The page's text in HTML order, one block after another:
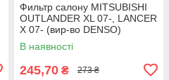
Фильтр салону MITSUBISHI
OUTLANDER XL 07-, LANCER
X 07- (вир-во DENSO)
DCF467P UA58
В наявності
245,70 ₴ 273 ₴